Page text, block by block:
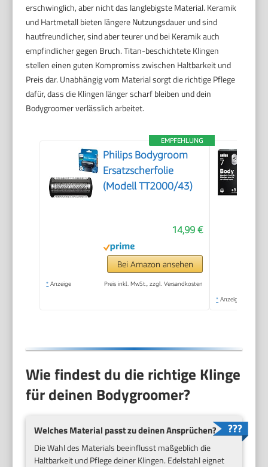
erschwinglich, aber nicht das langlebigste Material. Keramik
und Hartmetall bieten längere Nutzungsdauer und sind
hautfreundlicher, sind aber teurer und bei Keramik auch
empfindlicher gegen Bruch. Titan-beschichtete Klingen
stellen einen guten Kompromiss zwischen Haltbarkeit und
Preis dar. Unabhängig vom Material sorgt die richtige Pflege
dafür, dass die Klingen länger scharf bleiben und dein
Bodygroomer verlässlich arbeitet.
EMPFEHLUNG
Philips Bodygroom
Ersatzscherfolie
(Modell TT2000/43)
14,99 €
Bei Amazon ansehen
* Anzeige Preis inkl. MwSt., zzgl. Versandkosten
* Anzeige
Wie findest du die richtige Klinge
für deinen Bodygroomer?
Welches Material passt zu deinen Ansprüchen?
Die Wahl des Materials beeinflusst maßgeblich die
Haltbarkeit und Pflege deiner Klingen. Edelstahl eignet